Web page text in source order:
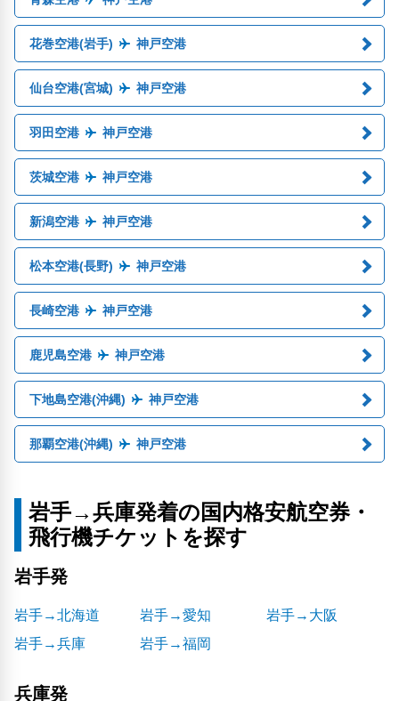
花巻空港(岩手) 神戸空港
仙台空港(宮城) 神戸空港
羽田空港 神戸空港
茨城空港 神戸空港
新潟空港 神戸空港
松本空港(長野) 神戸空港
長崎空港 神戸空港
鹿児島空港 神戸空港
下地島空港(沖縄) 神戸空港
那覇空港(沖縄) 神戸空港
岩手→兵庫発着の国内格安航空券・
飛行機チケットを探す
岩手発
岩手→北海道 岩手→愛知
岩手→大阪
岩手→兵庫
岩手→福岡
兵庫発